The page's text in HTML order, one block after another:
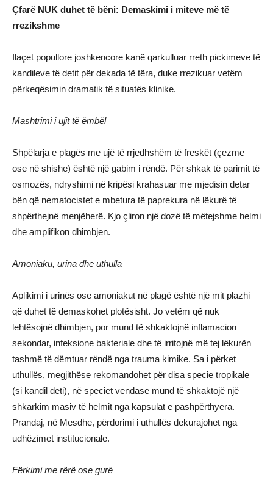
Çfarë NUK duhet të bëni: Demaskimi i miteve më të
rrezikshme
Ilaçet popullore joshkencore kanë qarkulluar rreth pickimeve të
kandileve të detit për dekada të tëra, duke rrezikuar vetëm
përkeqësimin dramatik të situatës klinike.
Mashtrimi i ujit të ëmbël
Shpëlarja e plagës me ujë të rrjedhshëm të freskët (çezme
ose në shishe) është një gabim i rëndë. Për shkak të parimit të
osmozës, ndryshimi në kripësi krahasuar me mjedisin detar
bën që nematocistet e mbetura të paprekura në lëkurë të
shpërthejnë menjëherë. Kjo çliron një dozë të mëtejshme helmi
dhe amplifikon dhimbjen.
Amoniaku, urina dhe uthulla
Aplikimi i urinës ose amoniakut në plagë është një mit plazhi
që duhet të demaskohet plotësisht. Jo vetëm që nuk
lehtësojnë dhimbjen, por mund të shkaktojnë inflamacion
sekondar, infeksione bakteriale dhe të irritojnë më tej lëkurën
tashmë të dëmtuar rëndë nga trauma kimike. Sa i përket
uthullës, megjithëse rekomandohet për disa specie tropikale
(si kandil deti), në speciet vendase mund të shkaktojë një
shkarkim masiv të helmit nga kapsulat e pashpërthyera.
Prandaj, në Mesdhe, përdorimi i uthullës dekurajohet nga
udhëzimet institucionale.
Fërkimi me rërë ose gurë